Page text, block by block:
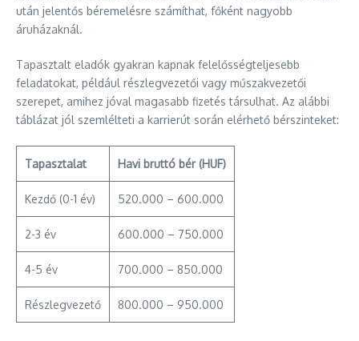
után jelentős béremelésre számíthat, főként nagyobb
áruházaknál.
Tapasztalt eladók gyakran kapnak felelősségteljesebb
feladatokat, például részlegvezetői vagy műszakvezetői
szerepet, amihez jóval magasabb fizetés társulhat. Az alábbi
táblázat jól szemlélteti a karrierút során elérhető bérszinteket:
Tapasztalat Havi bruttó bér (HUF)
Kezdő (0-1 év) 520.000 – 600.000
2-3 év 600.000 – 750.000
4-5 év 700.000 – 850.000
Részlegvezető 800.000 – 950.000